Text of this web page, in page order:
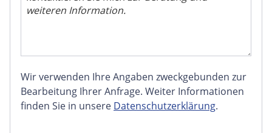
Wir verwenden Ihre Angaben zweckgebunden zur
Bearbeitung Ihrer Anfrage. Weiter Informationen
finden Sie in unsere Datenschutzerklärung.
FACEBOOK